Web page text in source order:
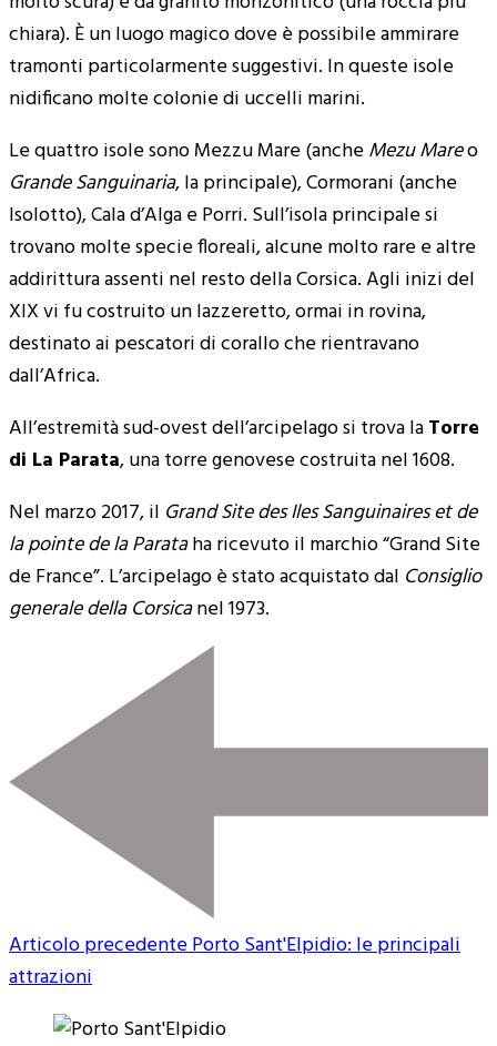
chiara). È un luogo magico dove è possibile ammirare
tramonti particolarmente suggestivi. In queste isole
nidificano molte colonie di uccelli marini.
Le quattro isole sono Mezzu Mare (ancheMezu Mareo
Grande Sanguinaria, la principale), Cormorani (anche
Isolotto), Cala d’Alga e Porri. Sull’isola principale si
trovano molte specie floreali, alcune molto rare e altre
addirittura assenti nel resto della Corsica. Agli inizi del
XIX vi fu costruito un lazzeretto, ormai in rovina,
destinato ai pescatori di corallo che rientravano
dall’Africa.
All’estremità sud-ovest dell’arcipelago si trova laTorre
di La Parata, una torre genovese costruita nel 1608.
Nel marzo 2017, il Grand Site des Iles Sanguinaires et de
la pointe de la Parataha ricevuto il marchio “Grand Site
de France”. L’arcipelago è stato acquistato dal Consiglio
generale della Corsicanel 1973.
Articolo precedentePorto Sant'Elpidio: le principali
attrazioni